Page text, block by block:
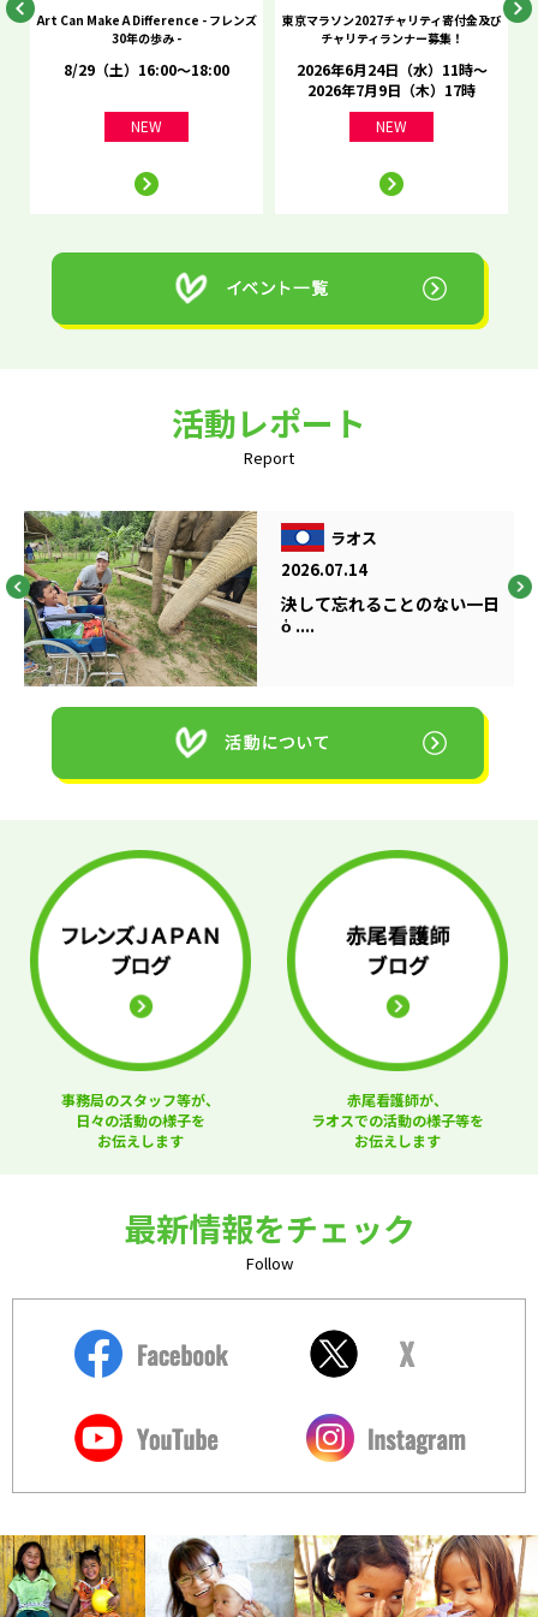
Art Can Make A Difference - フレンズ
30年の歩み -
8/29（土）16:00～18:00
NEW
東京マラソン2027チャリティ寄付金及び
チャリティランナー募集！
2026年6月24日（水）11時～
2026年7月9日（木）17時
NEW
活動レポート
Report
ラオス
2026.07.14
決して忘れることのない一日
ὁ ....
事務局のスタッフ等が、
日々の活動の様子を
お伝えします
赤尾看護師が、
ラオスでの活動の様子等を
お伝えします
最新情報をチェック
Follow